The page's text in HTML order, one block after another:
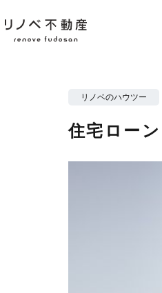
リノベのハウツー
住宅ロー